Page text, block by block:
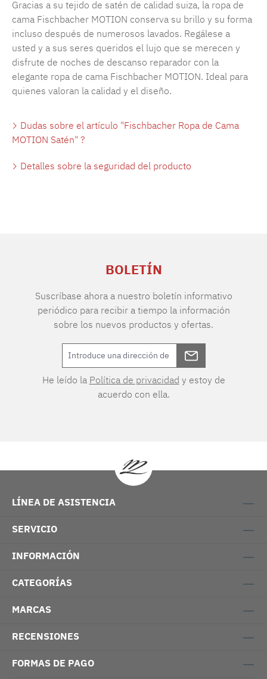
Gracias a su tejido de satén de calidad suiza, la ropa de
cama Fischbacher MOTION conserva su brillo y su forma
incluso después de numerosos lavados. Regálese a
usted y a sus seres queridos el lujo que se merecen y
disfrute de noches de descanso reparador con la
elegante ropa de cama Fischbacher MOTION. Ideal para
quienes valoran la calidad y el diseño.
Dudas sobre el artículo "Fischbacher Ropa de Cama
MOTION Satén" ?
Detalles sobre la seguridad del producto
BOLETÍN
Suscríbase ahora a nuestro boletín informativo
periódico para recibir a tiempo la información
sobre los nuevos productos y ofertas.
He leído la Política de privacidad y estoy de
acuerdo con ella.
LÍNEA DE ASISTENCIA
SERVICIO
INFORMACIÓN
CATEGORÍAS
MARCAS
RECENSIONES
FORMAS DE PAGO